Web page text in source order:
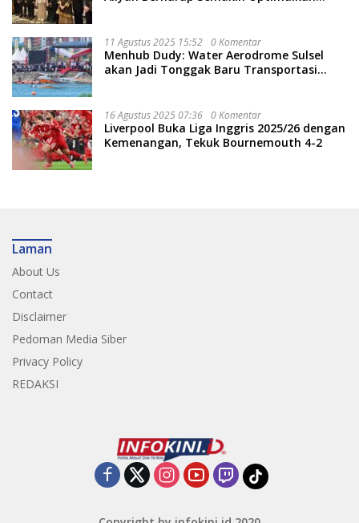
11 Agustus 2025 15:52 0 Komentar
Menhub Dudy: Water Aerodrome Sulsel
akan Jadi Tonggak Baru Transportasi
16 Agustus 2025 07:36 0 Komentar
Liverpool Buka Liga Inggris 2025/26 dengan
Kemenangan, Tekuk Bournemouth 4-2
Laman
About Us
Contact
Disclaimer
Pedoman Media Siber
Privacy Policy
REDAKSI